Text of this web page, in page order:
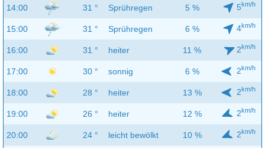
14:00 31 ° Sprühregen 5 % 5km/h
15:00 31 ° Sprühregen 6 % 4km/h
16:00 31 ° heiter 11 % 2km/h
17:00 30 ° sonnig 6 % 2km/h
18:00 28 ° heiter 13 % 2km/h
19:00 26 ° heiter 12 % 2km/h
20:00 24 ° leicht bewölkt 10 % 2km/h